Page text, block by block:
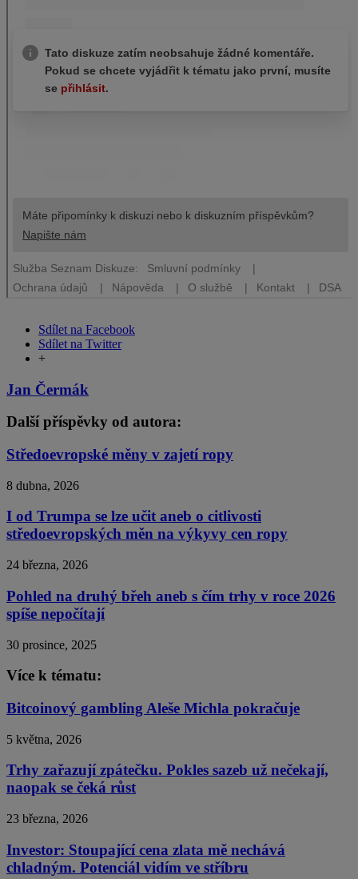
Sdílet na Facebook
Sdílet na Twitter
+
Jan Čermák
Další příspěvky od autora:
Středoevropské měny v zajetí ropy
8 dubna, 2026
I od Trumpa se lze učit aneb o citlivosti
středoevropských měn na výkyvy cen ropy
24 března, 2026
Pohled na druhý břeh aneb s čím trhy v roce 2026
spíše nepočítají
30 prosince, 2025
Více k tématu:
Bitcoinový gambling Aleše Michla pokračuje
5 května, 2026
Trhy zařazují zpátečku. Pokles sazeb už nečekají,
naopak se čeká růst
23 března, 2026
Investor: Stoupající cena zlata mě nechává
chladným. Potenciál vidím ve stříbru